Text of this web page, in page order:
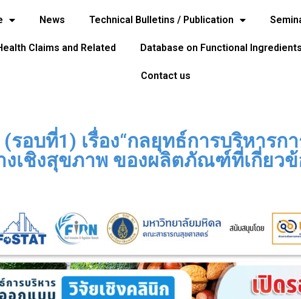
News Technical Bulletins / Publication
Claims and Related Database on Functional
Contact us
อบที่1) เรื่อง“กลยุทธ์การบริหารก
งเชิงสุขภาพ ของผลิตภัณฑ์ที่เกี่ยว